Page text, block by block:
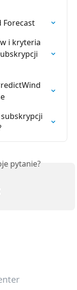
Forecast
i kryteria
pytanie?